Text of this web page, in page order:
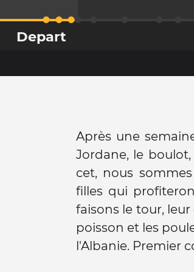
Depart
Après une
Jordane, le
cet, nous
filles qui
faisons le tour,
poisson et les
l'Albanie. Premier